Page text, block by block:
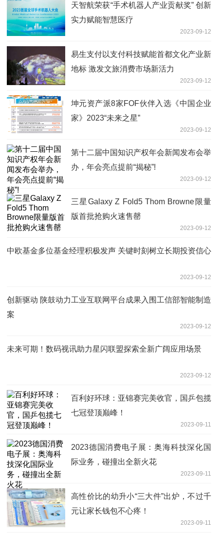
天智航荣获“手术机器人产业贡献奖” 创新
实力赋能智慧医疗
2023-09-12
易生支付以支付科技赋能首都文化产业新
地标 激发文旅消费市场新活力
2023-09-12
坤元资产派8家FOF伙伴入选《中国企业
家》2023“未来之星”
2023-09-12
第十二届中国知识产权年会新闻发布会举
办，年会亮点提前“揭秘”!
2023-09-12
三星Galaxy Z Fold5 Thom Browne限量
版首批抢购火速售罄
2023-09-12
中欧基金多位基金经理积极发声 关键时刻树立长期投资信心
2023-09-12
创新驱动 陕鼓动力工业互联网平台成果入围工信部智能制造
案
2023-09-12
未来可期！数码视讯助力星闪联盟探索全新广阔应用场景
2023-09-12
百利好环球：亚锦赛完美收官，国乒包揽
七冠登顶巅峰！
2023-09-11
2023德国消费电子展：奥海科技深化国
际业务，碰撞出全新火花
2023-09-11
高性价比的幼升小“三大件”出炉，不过千
元让家长钱包不心疼！
2023-09-11